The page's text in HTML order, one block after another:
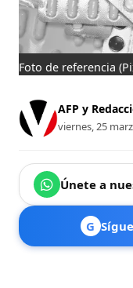
Foto de referencia
AFP y
viernes, 25
Únete a
G